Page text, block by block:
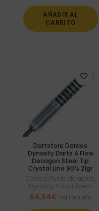
era:
82,47€.
61,85€.
AÑADIR AL
CARRITO
Dartstore Dardos
Dynasty Darts A Flow
Decagon Steel Tip
Crystal Line 90% 21gr
Dardos Punta de acero
Dynasty Punta Acero
64,54€ Iva incluido